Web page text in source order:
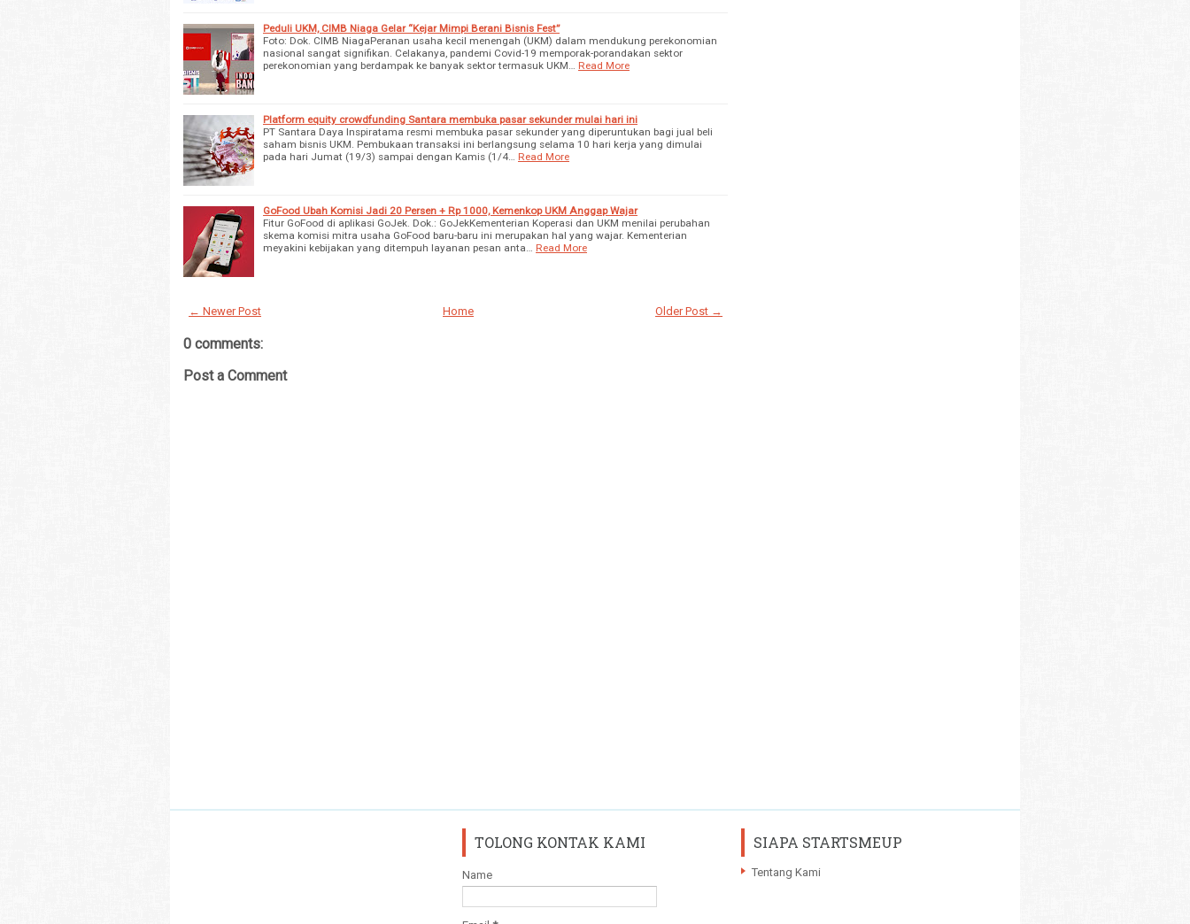
Peduli UKM, CIMB Niaga Gelar “Kejar Mimpi Berani Bisnis Fest”
Foto: Dok. CIMB NiagaPeranan usaha kecil menengah (UKM) dalam mendukung perekonomian
nasional sangat signifikan. Celakanya, pandemi Covid-19 memporak-porandakan sektor
perekonomian yang berdampak ke banyak sektor termasuk UKM…
Read More
Platform equity crowdfunding Santara membuka pasar sekunder mulai hari ini
PT Santara Daya Inspiratama resmi membuka pasar sekunder yang diperuntukan bagi jual beli
saham bisnis UKM. Pembukaan transaksi ini berlangsung selama 10 hari kerja yang dimulai
pada hari Jumat (19/3) sampai dengan Kamis (1/4…
Read More
GoFood Ubah Komisi Jadi 20 Persen + Rp 1000, Kemenkop UKM Anggap Wajar
Fitur GoFood di aplikasi GoJek. Dok.: GoJekKementerian Koperasi dan UKM menilai perubahan
skema komisi mitra usaha GoFood baru-baru ini merupakan hal yang wajar. Kementerian
meyakini kebijakan yang ditempuh layanan pesan anta…
Read More
← Newer Post Older Post →
Home
0 comments:
Post a Comment
TOLONG KONTAK KAMI
Name
SIAPA STARTSMEUP
Tentang Kami